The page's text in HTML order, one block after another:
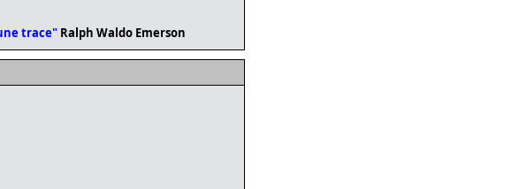
trace" Ralph Waldo Emerson